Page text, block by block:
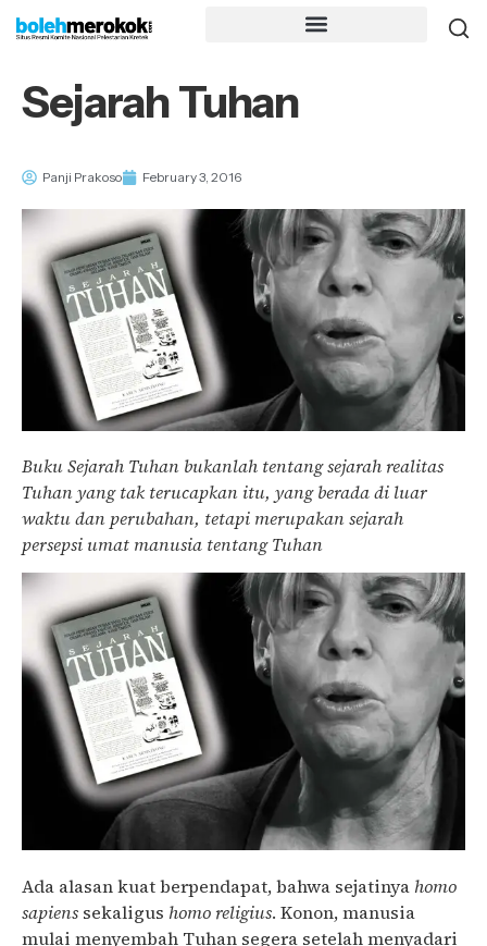
Sejarah Tuhan
Panji Prakoso February 3, 2016
Buku Sejarah Tuhan bukanlah tentang sejarah realitas
Tuhan yang tak terucapkan itu, yang berada di luar
waktu dan perubahan, tetapi merupakan sejarah
persepsi umat manusia tentang Tuhan
Ada alasan kuat berpendapat, bahwa sejatinya homo
sapiens sekaligus homo religius. Konon, manusia
mulai menyembah Tuhan segera setelah menyadari